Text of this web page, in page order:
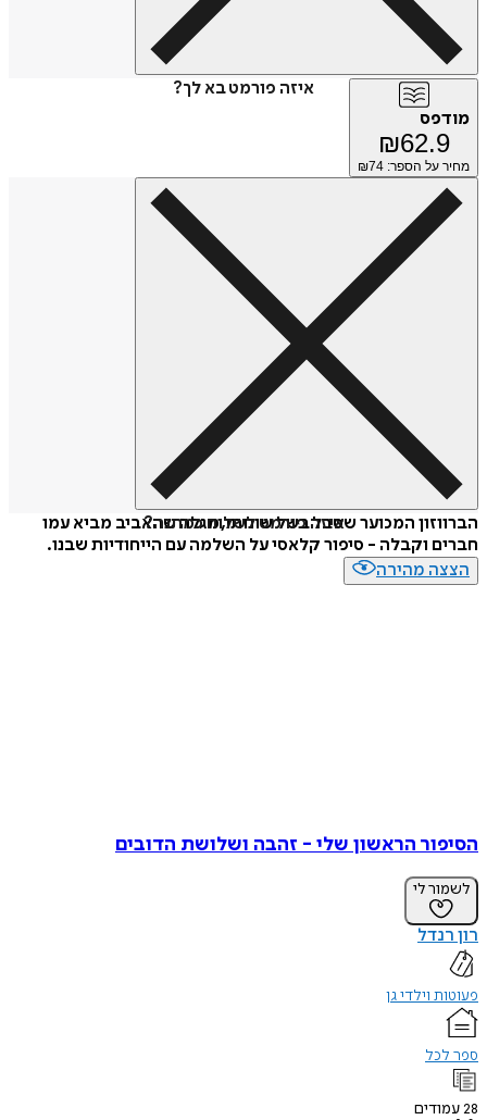
איזה פורמט בא לך?
מודפס
₪62.9
מחיר על הספר: ₪ 74
איזה פורמט לשלוח כמתנה?
הברווזון המכוער שסבל בשל שונותו, מגלה שהאביב מביא עמו
חברים וקבלה - סיפור קלאסי על השלמה עם הייחודיות שבנו.
הצצה מהירה
הסיפור הראשון שלי - זהבה ושלושת הדובים
לשמור לי
רון רנדל
פעוטות וילדי גן
ספר לכל
28עמודים